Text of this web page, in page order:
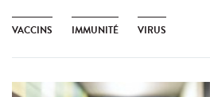
VACCINS IMMUNITÉ VIRUS